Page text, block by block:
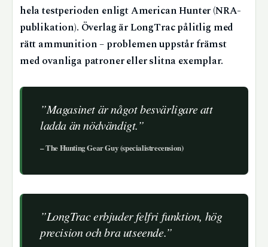
hela testperioden enligt American Hunter (NRA-
publikation). Överlag är LongTrac pålitlig med
rätt ammunition – problemen uppstår främst
med ovanliga patroner eller slitna exemplar.
”Magasinet är något besvärligare att
ladda än nödvändigt.”
– The Hunting Gear Guy (specialistrecension)
”LongTrac erbjuder felfri funktion, hög
precision och bra utseende.”